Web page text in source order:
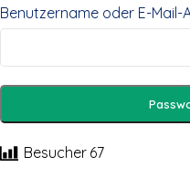
Benutzername oder E-Mail-
Besucher 67